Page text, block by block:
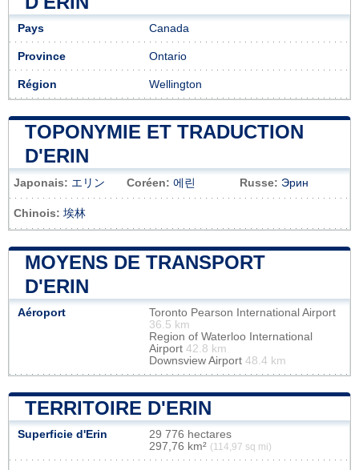
Pays Canada
Province Ontario
Région Wellington
TOPONYMIE ET TRADUCTION
D'ERIN
Japonais: エリン Coréen: 에린 Russe: Эрин
Chinois: 埃林
MOYENS DE TRANSPORT
D'ERIN
Aéroport
Toronto Pearson International Airport
36.5 km
Region of Waterloo International
Airport 42.8 km
Downsview Airport 48.4 km
TERRITOIRE D'ERIN
Superficie d'Erin
29 776 hectares
297,76 km² (114,97 sq mi)